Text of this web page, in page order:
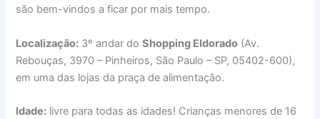
são bem-vindos a ficar por mais tempo.
Localização: 3º andar doShopping Eldorado (Av.
Rebouças, 3970 – Pinheiros, São Paulo – SP, 05402-600),
em uma das lojas da praça de alimentação.
Idade: livre para todas as idades! Crianças menores de 16